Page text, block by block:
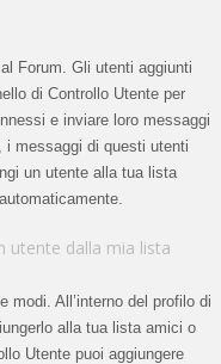
Forum. Gli utenti aggiunti
di Controllo Utente per
e inviare loro messaggi
i messaggi di questi utenti
un utente alla tua lista
utente dalla mia lista
modi. All’interno del profilo di
alla tua lista amici o
Utente puoi aggiungere